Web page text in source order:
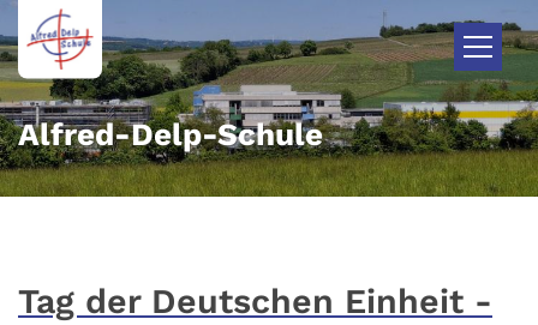
Zum Inhalt springen
Alfred-Delp-Schule
Tag der Deutschen Einheit -